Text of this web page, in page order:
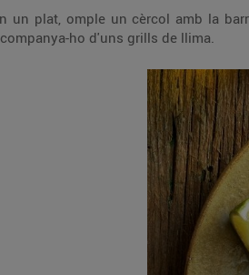
un plat, omple un cèrcol amb la
ho d'uns grills de llima.